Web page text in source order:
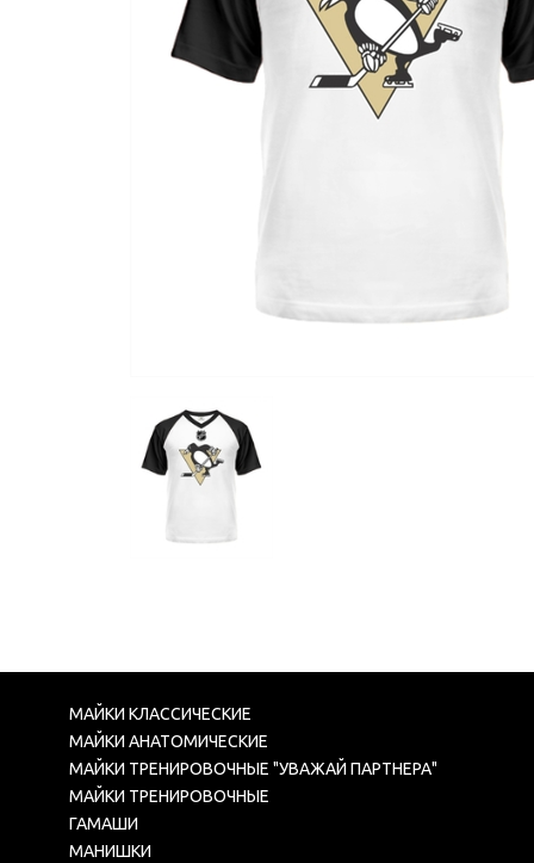
МАЙКИ КЛАССИЧЕСКИЕ
МАЙКИ АНАТОМИЧЕСКИЕ
МАЙКИ ТРЕНИРОВОЧНЫЕ "УВАЖАЙ ПАРТНЕРА"
МАЙКИ ТРЕНИРОВОЧНЫЕ
ГАМАШИ
МАНИШКИ